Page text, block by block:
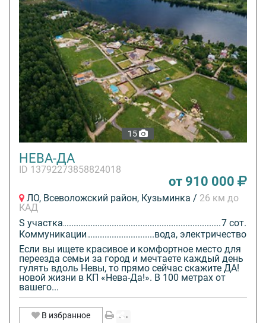
15
НЕВА-ДА
ID 13792273858824018
от 910 000
ЛО, Всеволожский район, Кузьминка / 26 км до
КАД
S участка
7 сот.
Коммуникации
вода, электричество
Если вы ищете красивое и комфортное место для
переезда семьи за город и мечтаете каждый день
гулять вдоль Невы, то прямо сейчас скажите ДА!
новой жизни в КП «Нева-Да!». В 100 метрах от
вашего...
В избранное